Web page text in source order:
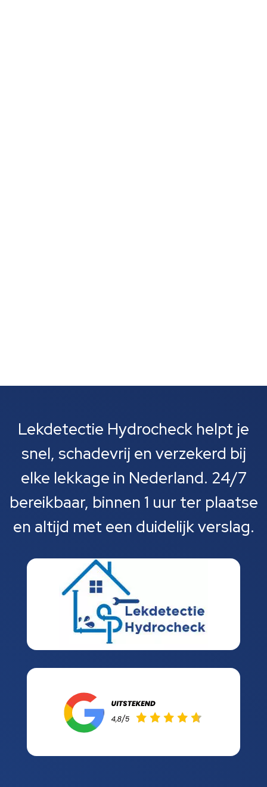
Lekdetectie Hydrocheck helpt je
snel, schadevrij en verzekerd bij
elke lekkage in Nederland. 24/7
bereikbaar, binnen 1 uur ter plaatse
en altijd met een duidelijk verslag.